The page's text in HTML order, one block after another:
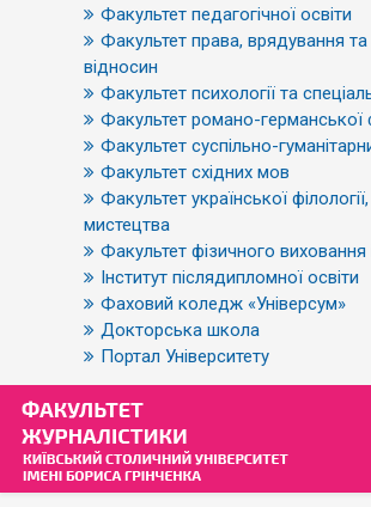
Факультет педагогічної освіти
Факультет права, врядування
відносин
Факультет психології та
Факультет романо-германської
Факультет суспільно-
Факультет східних мов
Факультет української філології,
мистецтва
Факультет фізичного виховання
Інститут післядипломної освіти
Фаховий коледж «Універсум»
Докторська школа
Портал Університету